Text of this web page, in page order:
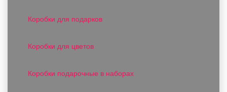
Коробки для подарков
Коробки для цветов
Коробки подарочные в наборах